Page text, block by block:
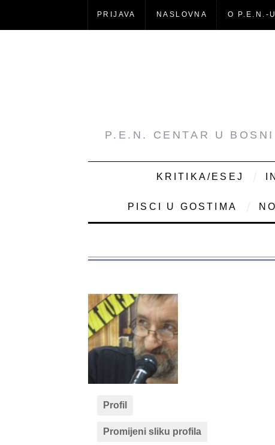
PRIJAVA NASLOVNA O P.E.N.-U
P.E.N. CENTAR U
KRITIKA/ESEJ
PISCI U GOSTIMA
Profil
Promijeni sliku profila